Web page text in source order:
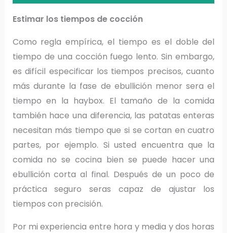
Estimar los tiempos de cocción
Como regla empírica, el tiempo es el doble del
tiempo de una cocción fuego lento. Sin embargo,
es difícil especificar los tiempos precisos, cuanto
más durante la fase de ebullición menor sera el
tiempo en la haybox. El tamaño de la comida
también hace una diferencia, las patatas enteras
necesitan más tiempo que si se cortan en cuatro
partes, por ejemplo. Si usted encuentra que la
comida no se cocina bien se puede hacer una
ebullición corta al final. Después de un poco de
práctica seguro seras capaz de ajustar los
tiempos con precisión.
Por mi experiencia entre hora y media y dos horas